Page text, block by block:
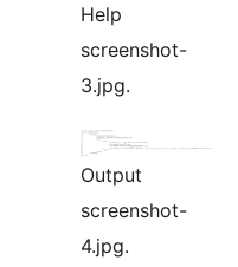
Help
screenshot-
3.jpg.
Output
screenshot-
4.jpg.